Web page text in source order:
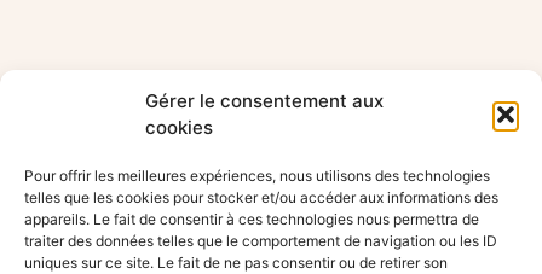
Gérer le consentement aux
cookies
Pour offrir les meilleures expériences, nous utilisons des technologies
telles que les cookies pour stocker et/ou accéder aux informations des
appareils. Le fait de consentir à ces technologies nous permettra de
traiter des données telles que le comportement de navigation ou les ID
uniques sur ce site. Le fait de ne pas consentir ou de retirer son